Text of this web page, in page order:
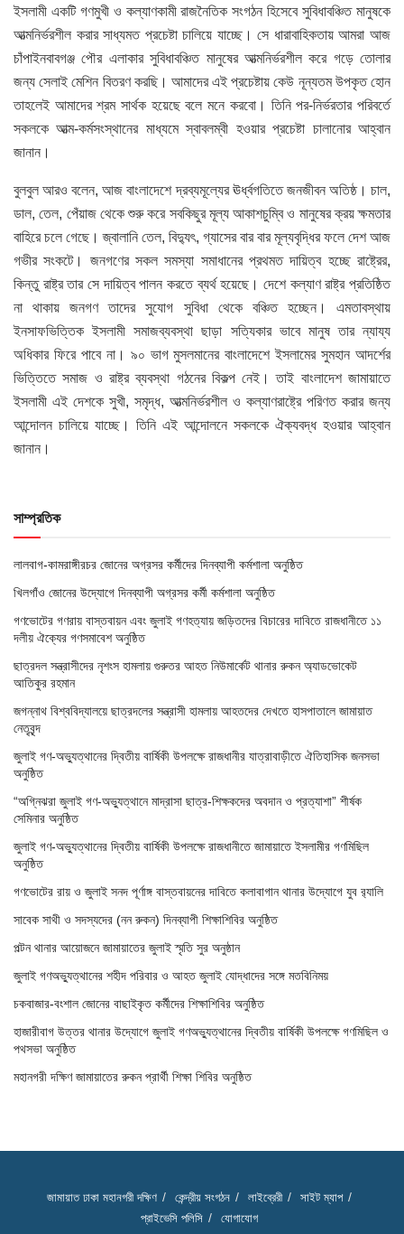
ইসলামী একটি গণমুখী ও কল্যাণকামী রাজনৈতিক সংগঠন হিসেবে সুবিধাবঞ্চিত মানুষকে
আত্মনির্ভরশীল করার সাধ্যমত প্রচেষ্টা চালিয়ে যাচ্ছে। সে ধারাবাহিকতায় আমরা আজ
চাঁপাইনবাবগঞ্জ পৌর এলাকার সুবিধাবঞ্চিত মানুষের আত্মনির্ভরশীল করে গড়ে তোলার
জন্য সেলাই মেশিন বিতরণ করছি। আমাদের এই প্রচেষ্টায় কেউ নূন্যতম উপকৃত হোন
তাহলেই আমাদের শ্রম সার্থক হয়েছে বলে মনে করবো। তিনি পর-নির্ভরতার পরিবর্তে
সকলকে আত্ম-কর্মসংস্থানের মাধ্যমে স্বাবলম্বী হওয়ার প্রচেষ্টা চালানোর আহ্বান
জানান।
বুলবুল আরও বলেন, আজ বাংলাদেশে দ্রব্যমূল্যের ঊর্ধ্বগতিতে জনজীবন অতিষ্ঠ। চাল,
ডাল, তেল, পেঁয়াজ থেকে শুরু করে সবকিছুর মূল্য আকাশচুম্বি ও মানুষের ক্রয় ক্ষমতার
বাহিরে চলে গেছে। জ্বালানি তেল, বিদ্যুৎ, গ্যাসের বার বার মূল্যবৃদ্ধির ফলে দেশ আজ
গভীর সংকটে। জনগণের সকল সমস্যা সমাধানের প্রথমত দায়িত্ব হচ্ছে রাষ্ট্রের,
কিন্তু রাষ্ট্র তার সে দায়িত্ব পালন করতে ব্যর্থ হয়েছে। দেশে কল্যাণ রাষ্ট্র প্রতিষ্ঠিত
না থাকায় জনগণ তাদের সুযোগ সুবিধা থেকে বঞ্চিত হচ্ছেন। এমতাবস্থায়
ইনসাফভিত্তিক ইসলামী সমাজব্যবস্থা ছাড়া সত্যিকার ভাবে মানুষ তার ন্যায্য
অধিকার ফিরে পাবে না। ৯০ ভাগ মুসলমানের বাংলাদেশে ইসলামের সুমহান আদর্শের
ভিত্তিতে সমাজ ও রাষ্ট্র ব্যবস্থা গঠনের বিকল্প নেই। তাই বাংলাদেশ জামায়াতে
ইসলামী এই দেশকে সুখী, সমৃদ্ধ, আত্মনির্ভরশীল ও কল্যাণরাষ্ট্রে পরিণত করার জন্য
আন্দোলন চালিয়ে যাচ্ছে। তিনি এই আন্দোলনে সকলকে ঐক্যবদ্ধ হওয়ার আহ্বান
জানান।
সাম্প্রতিক
লালবাগ-কামরাঙ্গীরচর জোনের অগ্রসর কর্মীদের দিনব্যাপী কর্মশালা অনুষ্ঠিত
খিলগাঁও জোনের উদ্যোগে দিনব্যাপী অগ্রসর কর্মী কর্মশালা অনুষ্ঠিত
গণভোটের গণরায় বাস্তবায়ন এবং জুলাই গণহত্যায় জড়িতদের বিচারের দাবিতে রাজধানীতে ১১
দলীয় ঐক্যের গণসমাবেশ অনুষ্ঠিত
ছাত্রদল সন্ত্রাসীদের নৃশংস হামলায় গুরুতর আহত নিউমার্কেট থানার রুকন অ্যাডভোকেট
আতিকুর রহমান
জগন্নাথ বিশ্ববিদ্যালয়ে ছাত্রদলের সন্ত্রাসী হামলায় আহতদের দেখতে হাসপাতালে জামায়াত
নেতৃবৃন্দ
জুলাই গণ-অভ্যুত্থানের দ্বিতীয় বার্ষিকী উপলক্ষে রাজধানীর যাত্রাবাড়ীতে ঐতিহাসিক জনসভা
অনুষ্ঠিত
“অগ্নিঝরা জুলাই গণ-অভ্যুত্থানে মাদ্রাসা ছাত্র-শিক্ষকদের অবদান ও প্রত্যাশা” শীর্ষক
সেমিনার অনুষ্ঠিত
জুলাই গণ-অভ্যুত্থানের দ্বিতীয় বার্ষিকী উপলক্ষে রাজধানীতে জামায়াতে ইসলামীর গণমিছিল
অনুষ্ঠিত
গণভোটের রায় ও জুলাই সনদ পূর্ণাঙ্গ বাস্তবায়নের দাবিতে কলাবাগান থানার উদ্যোগে যুব র‌্যালি
সাবেক সাথী ও সদস্যদের (নন রুকন) দিনব্যাপী শিক্ষাশিবির অনুষ্ঠিত
পল্টন থানার আয়োজনে জামায়াতের জুলাই স্মৃতি সুর অনুষ্ঠান
জুলাই গণঅভ্যুত্থানের শহীদ পরিবার ও আহত জুলাই যোদ্ধাদের সঙ্গে মতবিনিময়
চকবাজার-বংশাল জোনের বাছাইকৃত কর্মীদের শিক্ষাশিবির অনুষ্ঠিত
হাজারীবাগ উত্তর থানার উদ্যোগে জুলাই গণঅভ্যুত্থানের দ্বিতীয় বার্ষিকী উপলক্ষে গণমিছিল ও
পথসভা অনুষ্ঠিত
মহানগরী দক্ষিণ জামায়াতের রুকন প্রার্থী শিক্ষা শিবির অনুষ্ঠিত
জামায়াত ঢাকা মহানগরী দক্ষিণ কেন্দ্রীয় সংগঠন লাইব্রেরী
সাইট ম্যাপ
প্রাইভেসি পলিসি
যোগাযোগ